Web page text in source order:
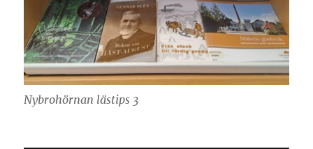
Nybrohörnan lästips 3